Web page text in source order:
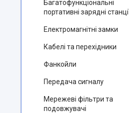
Багатофункціональні
портативні зарядні
Електромагнітні замки
Кабелі та перехідники
Фанкойли
Передача сигналу
Мережеві фільтри та
подовжувачі